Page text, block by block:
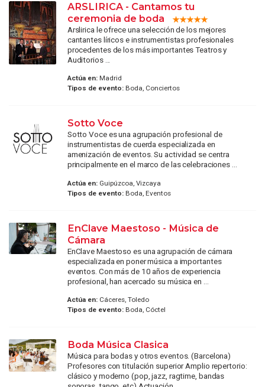
ARSLIRICA - Cantamos tu
ceremonia de boda
Arslirica le ofrece una selección de los mejores
cantantes líricos e instrumentistas profesionales
procedentes de los más importantes Teatros y
Auditorios ...
Actúa en:Madrid
Tipos de evento:Boda, Conciertos
Sotto Voce
Sotto Voce es una agrupación profesional de
instrumentistas de cuerda especializada en
amenización de eventos. Su actividad se centra
principalmente en el marco de las celebraciones ...
Actúa en:Guipúzcoa, Vizcaya
Tipos de evento:Boda, Eventos
EnClave Maestoso - Música de
Cámara
EnClave Maestoso es una agrupación de cámara
especializada en poner música a importantes
eventos. Con más de 10 años de experiencia
profesional, han acercado su música en ...
Actúa en:Cáceres, Toledo
Tipos de evento:Boda, Cóctel
Boda Música Clasica
Música para bodas y otros eventos. (Barcelona)
Profesores con titulación superior Amplio repertorio:
clásico y moderno (pop, jazz, ragtime, bandas